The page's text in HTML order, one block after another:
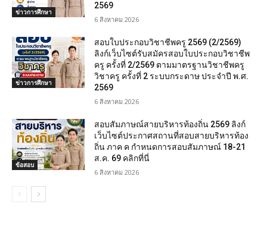
ข่าวการศึกษา
2569
6 สิงหาคม 2026
ข่าวการศึกษา
สอบใบประกอบวิชาชีพครู 2569 (2/2569)
ลิงก์เว็บไซต์รับสมัครสอบใบประกอบวิชาชีพ
ครู ครั้งที่ 2/2569 ตามมาตรฐานวิชาชีพครู
วิชาครู ครั้งที่ 2 ระบบกระดาษ ประจำปี พ.ศ.
2569
6 สิงหาคม 2026
ข้อสอบ
สอบสัมภาษณ์สายบริหารท้องถิ่น 2569 ลิงก์
เว็บไซต์ประกาศสถานที่สอบสายบริหารท้อง
ถิ่น ภาค ค กำหนดการสอบสัมภาษณ์ 18-21
ส.ค. 69 คลิกที่นี่
6 สิงหาคม 2026